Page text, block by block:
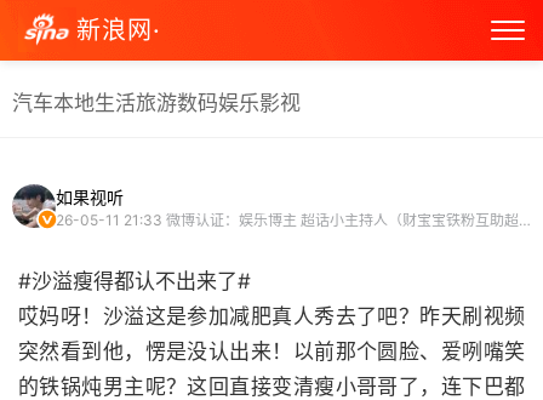
新浪网·
汽车本地生活旅游数码娱乐影视
如果视听
26-05-11 21:33 微博认证：娱乐博主 超话小主持人（财宝宝铁粉互助超话）
#沙溢瘦得都认不出来了#
哎妈呀！沙溢这是参加减肥真人秀去了吧？昨天刷视频
突然看到他，愣是没认出来！以前那个圆脸、爱咧嘴笑
的铁锅炖男主呢？这回直接变清瘦小哥哥了，连下巴都